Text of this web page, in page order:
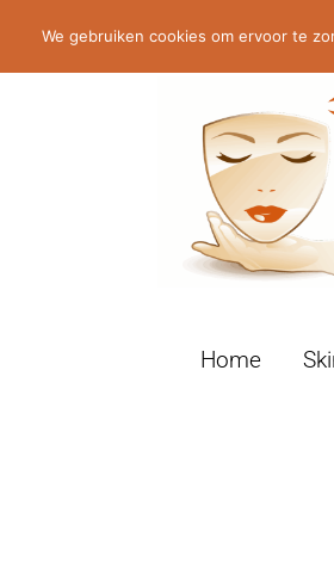
HelMirHome
We gebruiken cookies om ervoor te